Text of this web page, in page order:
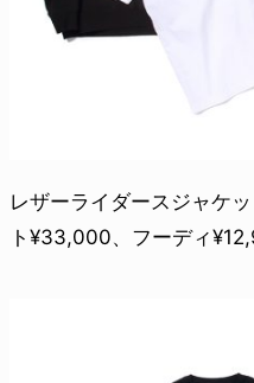
レザーライダースジャケ
ト¥33,000、フーディ